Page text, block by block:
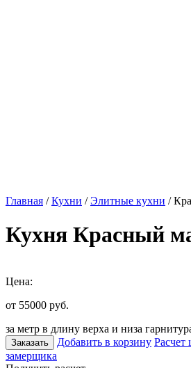
Главная /Кухни /Элитные кухни /
Кухня Красный
Цена:
от 55000 руб.
за метр в длину верха и низа
Заказать Добавить в корзину Расчет
замерщика